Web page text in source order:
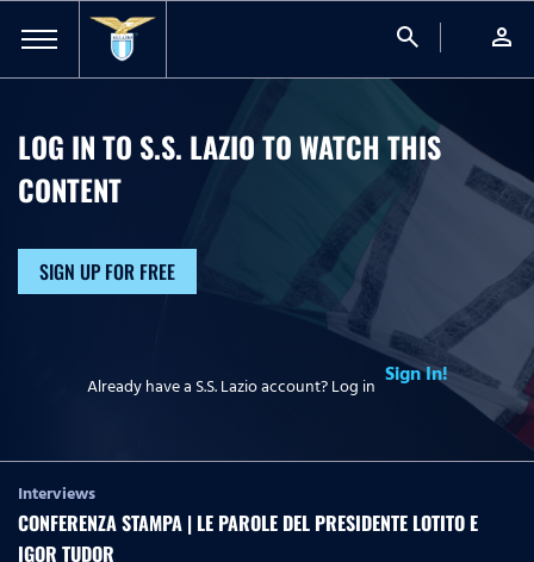
search person
LOG IN TO S.S. LAZIO TO WATCHTHIS
CONTENT
SIGN UP FOR FREE
Already have a S.S. Lazio account? Log in Sign In!
Interviews
CONFERENZA STAMPA | LE PAROLE DEL PRESIDENTE LOTITO E
IGOR TUDOR